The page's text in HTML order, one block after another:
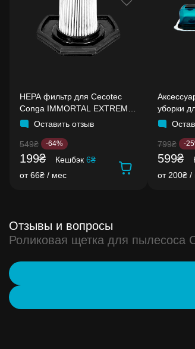
HEPA фильтр для Cecotec
Conga IMMORTAL EXTREME
40'7V H2O
Оставить отзыв
549₴ -64%
199₴ Кешбэк 6₴
от 66₴ / мес
уборки
Rockstar
799₴ -
599₴
от 200₴ /
Отзывы и вопросы
Роликовая щетка для пылесоса